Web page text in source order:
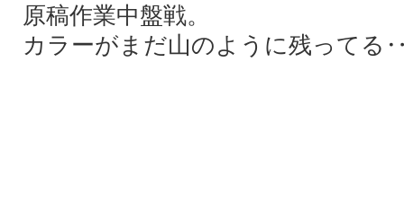
原稿作業中盤戦。
カラーがまだ山のように残って